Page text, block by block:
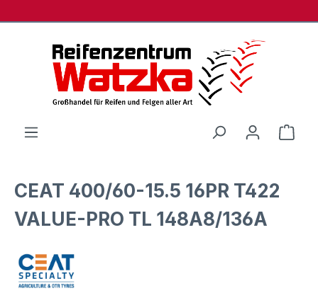
CEAT 400/60-15.5 16PR T422
VALUE-PRO TL 148A8/136A